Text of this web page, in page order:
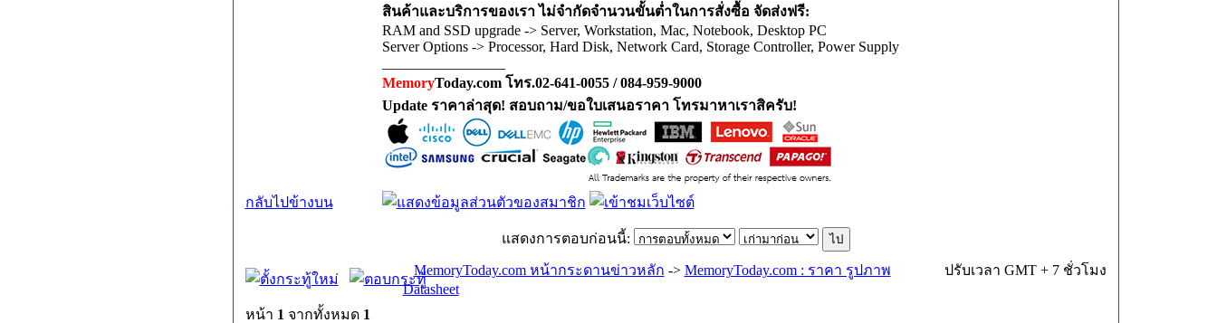
สินค้าและบริการของเรา ไม่จำกัดจำนวนขั้นต่ำในการสั่งซื้อ จัดส่งฟรี:
RAM and SSD upgrade -> Server, Workstation, Mac, Notebook, Desktop PC
Server Options -> Processor, Hard Disk, Network Card, Storage Controller, Power Supply
MemoryToday.com โทร.02-641-0055 / 084-959-9000
Update ราคาล่าสุด! สอบถาม/ขอใบเสนอราคา โทรมาหาเราสิครับ!
กลับไปข้างบน
แสดงการตอบก่อนนี้:
MemoryToday.com หน้ากระดานข่าวหลัก -> MemoryToday.com : ราคา รูปภาพ
Datasheet
ปรับเวลา GMT + 7 ชั่วโมง
หน้า 1 จากทั้งหมด 1